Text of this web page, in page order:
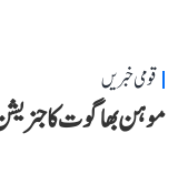
قومی خبریں
موہن بھاگوت کا